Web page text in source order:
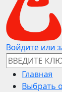
Войдите или
Главная
Выбрать